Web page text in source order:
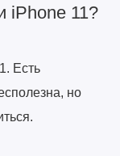
iPhone 11?
Есть
но